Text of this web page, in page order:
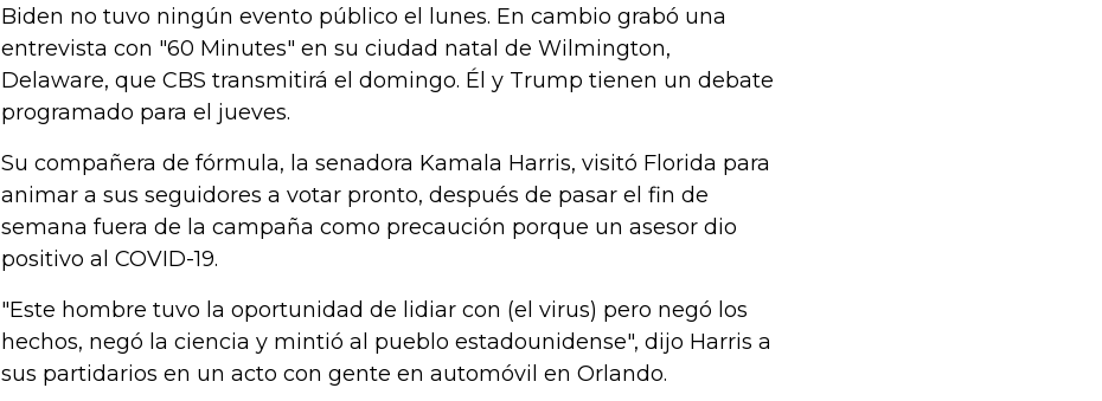
Biden no tuvo ningún evento público el lunes. En cambio grabó una
entrevista con "60 Minutes" en su ciudad natal de Wilmington,
Delaware, que CBS transmitirá el domingo. Él y Trump tienen un debate
programado para el jueves.
Su compañera de fórmula, la senadora Kamala Harris, visitó Florida para
animar a sus seguidores a votar pronto, después de pasar el fin de
semana fuera de la campaña como precaución porque un asesor dio
positivo al COVID-19.
"Este hombre tuvo la oportunidad de lidiar con (el virus) pero negó los
hechos, negó la ciencia y mintió al pueblo estadounidense", dijo Harris a
sus partidarios en un acto con gente en automóvil en Orlando.